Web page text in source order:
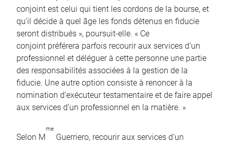
conjoint est celui qui tient les cordons de la bourse, et
qu’il décide à quel âge les fonds détenus en fiducie
seront distribués », poursuit-elle. « Ce
conjoint préférera parfois recourir aux services d’un
professionnel et déléguer à cette personne une partie
des responsabilités associées à la gestion de la
fiducie. Une autre option consiste à renoncer à la
nomination d’exécuteur testamentaire et de faire appel
aux services d’un professionnel en la matière. »
Selon M
me
Guerriero, recourir aux services d’un